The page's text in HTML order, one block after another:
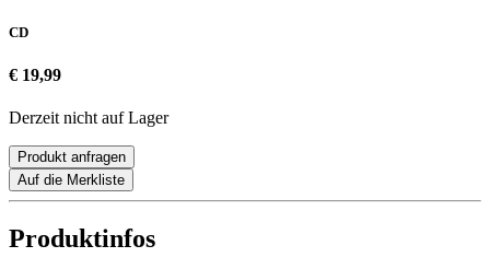
CD
€ 19,99
Derzeit nicht auf Lager
Produkt anfragen
Auf die Merkliste
Produktinfos